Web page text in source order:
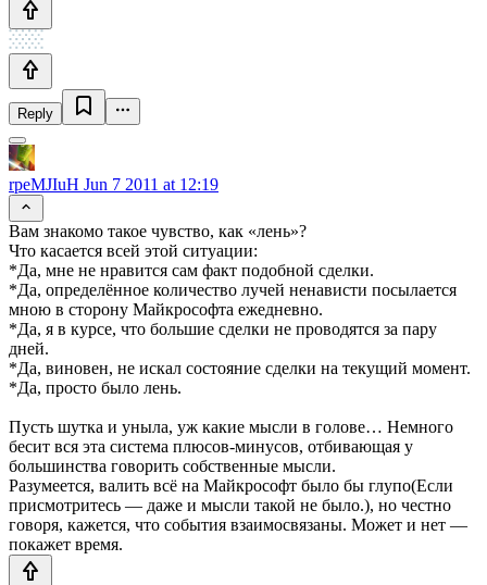
Reply
rpeMJIuH Jun 7 2011 at 12:19
Вам знакомо такое чувство, как «лень»?
Что касается всей этой ситуации:
*Да, мне не нравится сам факт подобной сделки.
*Да, определённое количество лучей ненависти посылается
мною в сторону Майкрософта ежедневно.
*Да, я в курсе, что большие сделки не проводятся за пару
дней.
*Да, виновен, не искал состояние сделки на текущий момент.
*Да, просто было лень.
Пусть шутка и уныла, уж какие мысли в голове… Немного
бесит вся эта система плюсов-минусов, отбивающая у
большинства говорить собственные мысли.
Разумеется, валить всё на Майкрософт было бы глупо(Если
присмотритесь — даже и мысли такой не было.), но честно
говоря, кажется, что события взаимосвязаны. Может и нет —
покажет время.